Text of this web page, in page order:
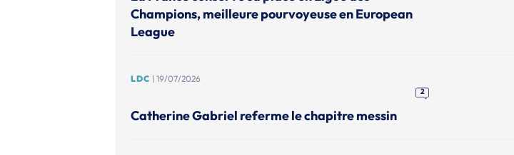
Champions, meilleure pourvoyeuse en European
League
LDC | 19/07/2026
2
Catherine Gabriel referme le chapitre messin